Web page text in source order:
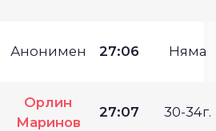
Анонимен 27:06 Няма
Орлин
Маринов
27:07 30-34г.